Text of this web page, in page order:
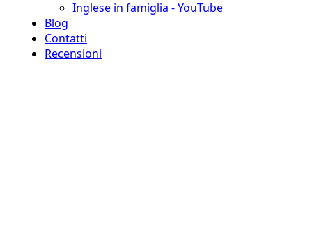
Inglese in famiglia - YouTube
Blog
Contatti
Recensioni